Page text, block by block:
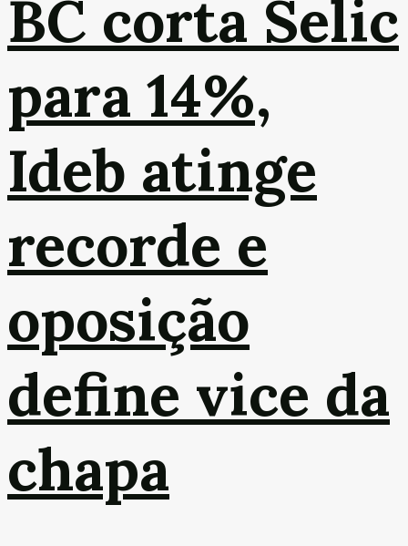
BC corta Selic
para 14%,
Ideb atinge
recorde e
oposição
define vice da
chapa